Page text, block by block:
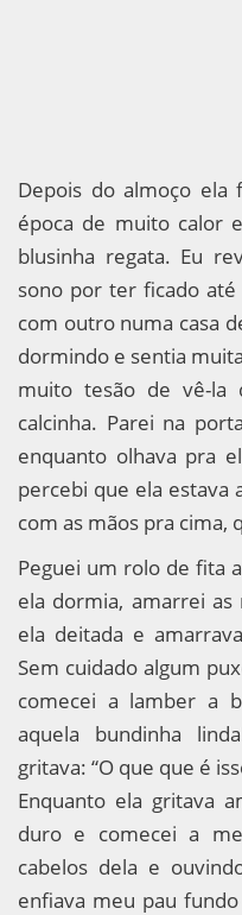
Depois do almoço
época de muito calor
blusinha regata. Eu
sono por ter ficado
com outro numa casa
dormindo e sentia
muito tesão de vê-la
calcinha. Parei na
enquanto olhava pra
percebi que ela estava
com as mãos pra cima,
Peguei um rolo de fita
ela dormia, amarrei as
ela deitada e
Sem cuidado algum
comecei a lamber a
aquela bundinha
gritava: “O que que é
Enquanto ela gritava
duro e comecei a
cabelos dela e
enfiava meu pau